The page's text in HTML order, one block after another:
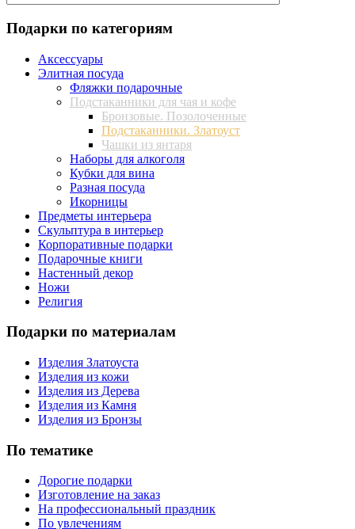
Подарки по категориям
Аксессуары
Элитная посуда
Фляжки подарочные
Подстаканники для чая и кофе
Бронзовые. Позолоченные
Подстаканники. Златоуст
Чашки из янтаря
Наборы для алкоголя
Кубки для вина
Разная посуда
Икорницы
Предметы интерьера
Скульптура в интерьер
Корпоративные подарки
Подарочные книги
Настенный декор
Ножи
Религия
Подарки по материалам
Изделия Златоуста
Изделия из кожи
Изделия из Дерева
Изделия из Камня
Изделия из Бронзы
По тематике
Дорогие подарки
Изготовление на заказ
На профессиональный праздник
По увлечениям